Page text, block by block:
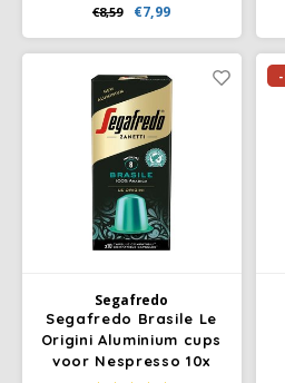
koffie wat milder en ook
maagvriendelijker.
€8,59 €7,99
Segafredo
Segafredo Brasile Le
Origini Aluminium cups
voor Nespresso 10x